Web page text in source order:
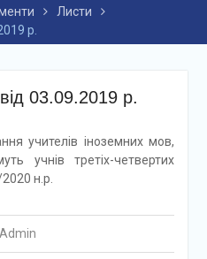
Листи
р.
03.09.2019 р.
Admin
учителів іноземних мов,
учнів третіх-четвертих
н.р.